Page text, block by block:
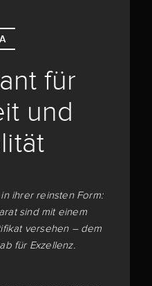
für
und
ihrer reinsten Form:
sind mit einem
versehen – dem
für Exzellenz.